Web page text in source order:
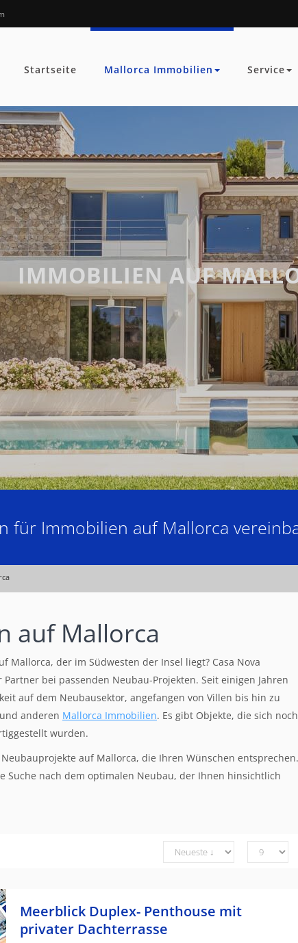
Startseite Mallorca Immobilien Service
IMMOBILIEN AUF
für Immobilien auf Mallorca
auf Mallorca
Mallorca, der im Südwesten der Insel liegt? Casa Nova
bei passenden Neubau-Projekten. Seit einigen Jahren
auf dem Neubausektor, angefangen von Villen bis hin zu
anderen Mallorca Immobilien. Es gibt Objekte, die sich noch
wurden.
auf Mallorca, die Ihren Wünschen entsprechen.
Suche nach dem optimalen Neubau, der Ihnen hinsichtlich
Meerblick Duplex- Penthouse mit
privater Dachterrasse